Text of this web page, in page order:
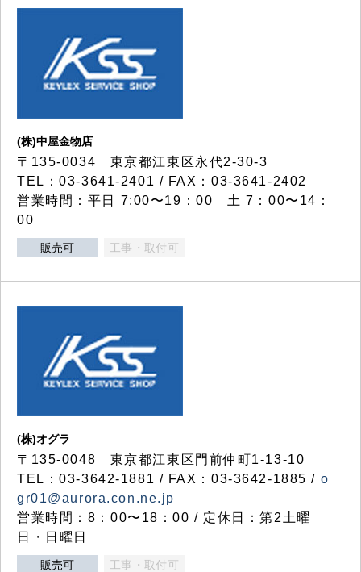
(株)中屋金物店
〒135-0034 東京都江東区永代2-30-3
TEL：03-3641-2401 / FAX：03-3641-2402
営業時間：平日 7:00〜19：00 土 7：00〜14：
00
販売可 工事・取付可
(株)オグラ
〒135-0048 東京都江東区門前仲町1-13-10
TEL：03-3642-1881 / FAX：03-3642-1885 / o
gr01@aurora.con.ne.jp
営業時間：8：00〜18：00 / 定休日：第2土曜
日・日曜日
販売可 工事・取付可